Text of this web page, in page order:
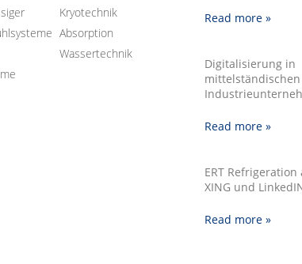
Kryotechnik
Absorption
Wassertechnik
Read more »
Digitalisierung in
mittelständischen
Read more »
ERT
XING und
Read more »